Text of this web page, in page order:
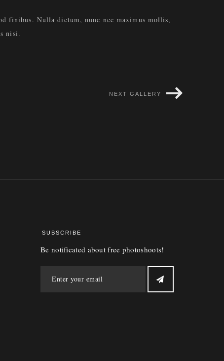
finibus. Nulla dictum, nunc nec maximus mollis,
nisi.
NEXT GALLERY
SUBSCRIBE
Be notificated about free photoshoots!